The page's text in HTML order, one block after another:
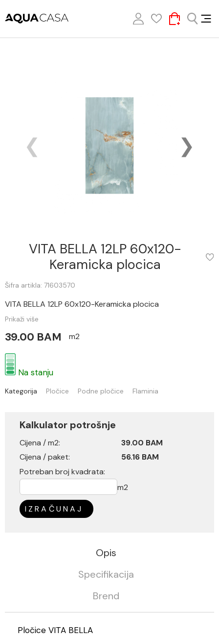
VITA BELLA 12LP 60x120-
Keramicka plocica
Šifra artikla: 71603570
VITA BELLA 12LP 60x120-Keramicka plocica
Prikaži više
39.00 BAM m2
Na stanju
Kategorija Pločice Podne pločice Flaminia
Kalkulator potrošnje
Cijena / m2:
39.00 BAM
Cijena / paket:
56.16 BAM
Potreban broj kvadrata:
m2
IZRAČUNAJ
Opis
Specifikacija
Brend
Pločice VITA BELLA